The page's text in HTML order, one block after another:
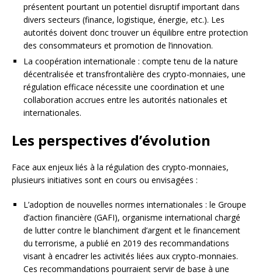
présentent pourtant un potentiel disruptif important dans
divers secteurs (finance, logistique, énergie, etc.). Les
autorités doivent donc trouver un équilibre entre protection
des consommateurs et promotion de l’innovation.
La coopération internationale : compte tenu de la nature
décentralisée et transfrontalière des crypto-monnaies, une
régulation efficace nécessite une coordination et une
collaboration accrues entre les autorités nationales et
internationales.
Les perspectives d’évolution
Face aux enjeux liés à la régulation des crypto-monnaies,
plusieurs initiatives sont en cours ou envisagées :
L’adoption de nouvelles normes internationales : le Groupe
d’action financière (GAFI), organisme international chargé
de lutter contre le blanchiment d’argent et le financement
du terrorisme, a publié en 2019 des recommandations
visant à encadrer les activités liées aux crypto-monnaies.
Ces recommandations pourraient servir de base à une